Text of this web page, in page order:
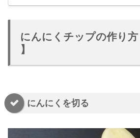
にんにくチップの作り方
】
にんにくを切る